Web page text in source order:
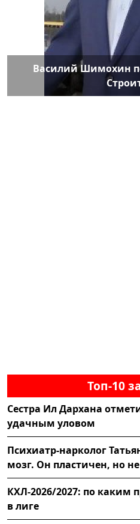
Василий Шимохин
Топ-10
Сестра Ил Дархана
удачным уловом
Психиатр-нарколог
мозг. Он пластичен, но
КХЛ-2026/2027: по каким
в лиге